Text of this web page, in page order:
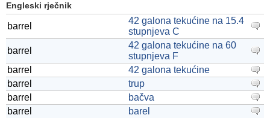
Engleski rječnik
barrel
42 galona tekućine na 15.4
stupnjeva C
barrel
42 galona tekućine na 60
stupnjeva F
barrel
42 galona tekućine
barrel
trup
barrel
bačva
barrel
barel